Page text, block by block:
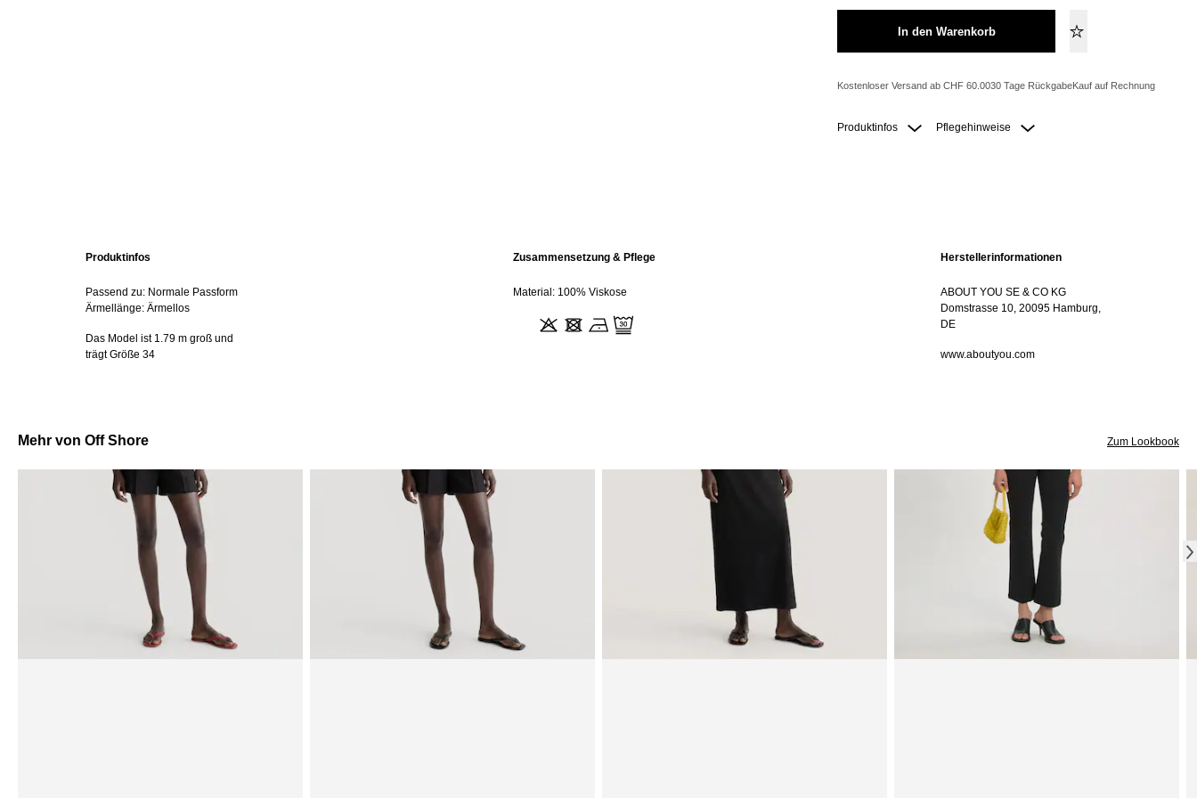
In den Warenkorb
Kostenloser Versand ab CHF 60.0030 Tage RückgabeKauf auf Rechnung
Produktinfos Pflegehinweise
Produktinfos
Passend zu: Normale Passform
Ärmellänge: Ärmellos
Das Model ist 1.79 m groß und
trägt Größe 34
Zusammensetzung & Pflege
Material: 100% Viskose
Herstellerinformationen
ABOUT YOU SE & CO KG
Domstrasse 10, 20095 Hamburg,
DE
www.aboutyou.com
Mehr von Off Shore Zum Lookbook